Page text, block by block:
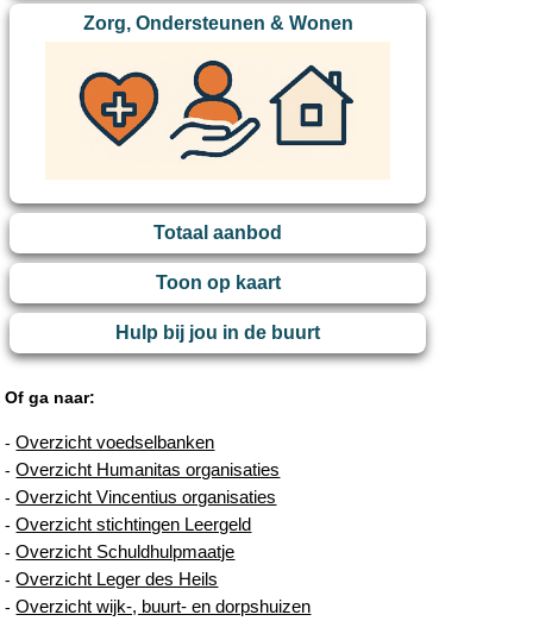
Zorg, Ondersteunen & Wonen
Totaal aanbod
Toon op kaart
Hulp bij jou in de buurt
Of ga naar:
-Overzicht voedselbanken
-Overzicht Humanitas organisaties
-Overzicht Vincentius organisaties
-Overzicht stichtingen Leergeld
-Overzicht Schuldhulpmaatje
-Overzicht Leger des Heils
-Overzicht wijk-, buurt- en dorpshuizen